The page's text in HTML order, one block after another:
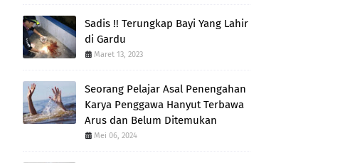
Sadis !! Terungkap Bayi Yang Lahir
di Gardu
Maret 13, 2023
Seorang Pelajar Asal Penengahan
Karya Penggawa Hanyut Terbawa
Arus dan Belum Ditemukan
Mei 06, 2024